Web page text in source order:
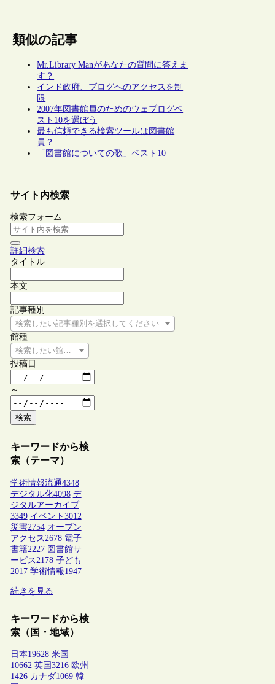
類似の記事
Mr.Library Manがあなたの質問に答えま
す？
インド政府、ブログへのアクセスを制
限
2007年図書館員のためのウェブログベ
スト10を選ぼう
最も信頼できる検索ツールは図書館
員？
「図書館についての歌」ベスト10
サイト内検索
検索フォーム
詳細検索
タイトル
本文
記事種別
検索したい記事種別を選択してください
館種
検索したい館種を選択してください
投稿日
～
検索
キーワードから検
索（テーマ）
学術情報流通4348
デジタル化4098 デ
ジタルアーカイブ
3349 イベント 3012
災害2754 オープン
アクセス 2678 電子
書籍2227 図書館サ
ービス 2178 子ども
2017 学術情報1947
続きを見る
キーワードから検
索（国・地域）
日本19628 米国
10662 英国 3216 欧州
1426 カナダ1069 韓